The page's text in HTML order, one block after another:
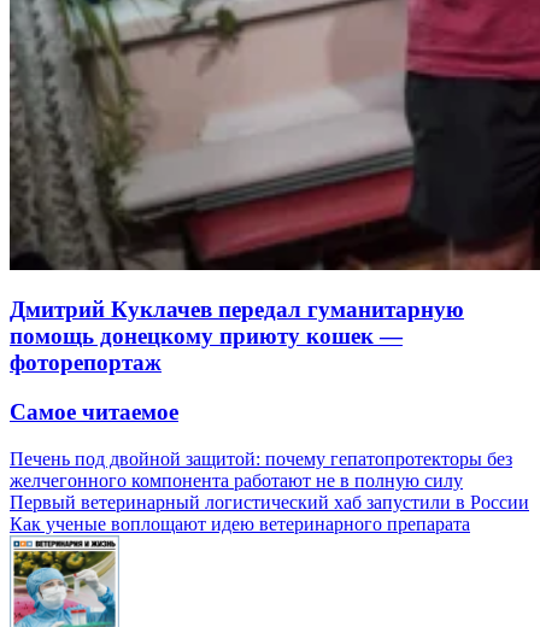
Дмитрий Куклачев передал гуманитарную
помощь донецкому приюту кошек —
фоторепортаж
Самое читаемое
Печень под двойной защитой: почему гепатопротекторы без
желчегонного компонента работают не в полную силу
Первый ветеринарный логистический хаб запустили в России
Как ученые воплощают идею ветеринарного препарата